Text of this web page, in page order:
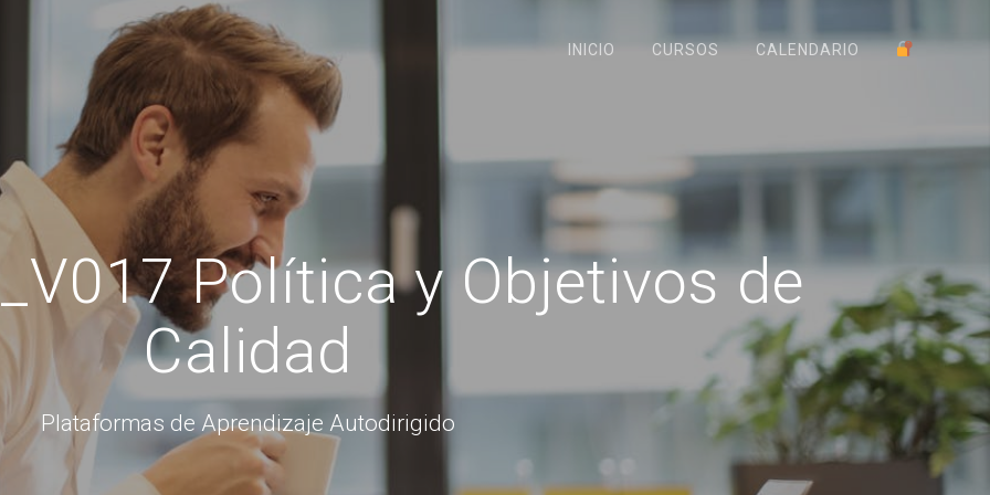
INICIO CURSOS CALENDARIO
Política y Objetivos de
Calidad
Plataformas de Aprendizaje Autodirigido